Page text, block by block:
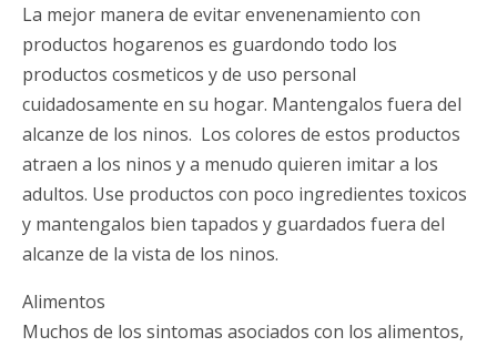
La mejor manera de evitar envenenamiento con
productos hogarenos es guardondo todo los
productos cosmeticos y de uso personal
cuidadosamente en su hogar. Mantengalos fuera del
alcanze de los ninos. Los colores de estos productos
atraen a los ninos y a menudo quieren imitar a los
adultos. Use productos con poco ingredientes toxicos
y mantengalos bien tapados y guardados fuera del
alcanze de la vista de los ninos.
Alimentos
Muchos de los sintomas asociados con los alimentos,